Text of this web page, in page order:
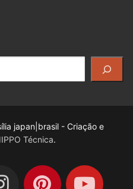
japan|brasil - Criação e
Técnica.